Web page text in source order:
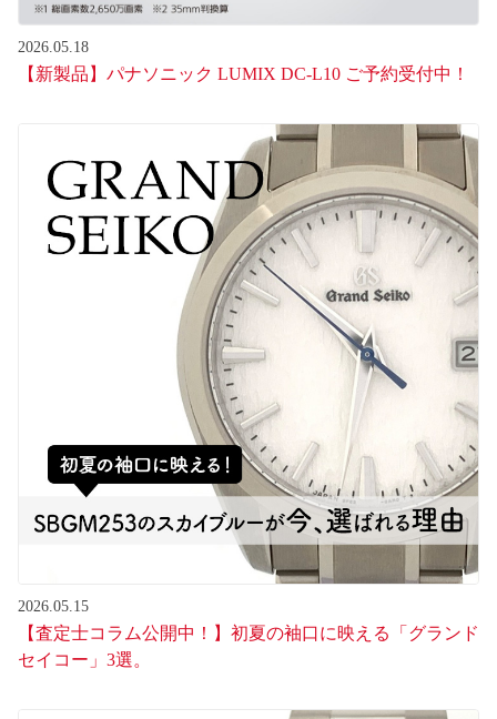
2026.05.18
【新製品】パナソニック LUMIX DC-L10 ご予約受付中！
2026.05.15
【査定士コラム公開中！】初夏の袖口に映える「グランド
セイコー」3選。